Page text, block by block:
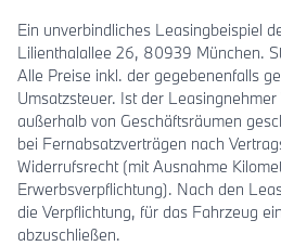
Ein unverbindliches Leasingbeispiel
Lilienthalallee 26, 80939 München.
Alle Preise inkl. der gegebenenfalls
Umsatzsteuer. Ist der
außerhalb von Geschäftsräumen
bei Fernabsatzverträgen nach
Widerrufsrecht (mit Ausnahme
Erwerbsverpflichtung). Nach den
die Verpflichtung, für das Fahrzeug
abzuschließen.